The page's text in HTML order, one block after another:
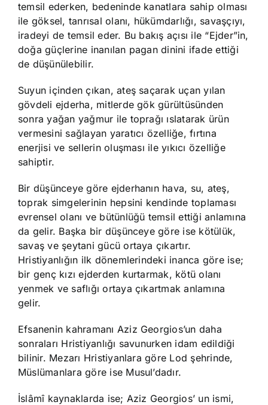
temsil ederken, bedeninde kanatlara sahip olması
ile göksel, tanrısal olanı, hükümdarlığı, savaşçıyı,
iradeyi de temsil eder. Bu bakış açısı ile “Ejder”in,
doğa güçlerine inanılan pagan dinini ifade ettiği
de düşünülebilir.
Suyun içinden çıkan, ateş saçarak uçan yılan
gövdeli ejderha, mitlerde gök gürültüsünden
sonra yağan yağmur ile toprağı ıslatarak ürün
vermesini sağlayan yaratıcı özelliğe, fırtına
enerjisi ve sellerin oluşması ile yıkıcı özelliğe
sahiptir.
Bir düşünceye göre ejderhanın hava, su, ateş,
toprak simgelerinin hepsini kendinde toplaması
evrensel olanı ve bütünlüğü temsil ettiği anlamına
da gelir. Başka bir düşünceye göre ise kötülük,
savaş ve şeytani gücü ortaya çıkartır.
Hristiyanlığın ilk dönemlerindeki inanca göre ise;
bir genç kızı ejderden kurtarmak, kötü olanı
yenmek ve saflığı ortaya çıkartmak anlamına
gelir.
Efsanenin kahramanı Aziz Georgios’un daha
sonraları Hristiyanlığı savunurken idam edildiği
bilinir. Mezarı Hristiyanlara göre Lod şehrinde,
Müslümanlara göre ise Musul’dadır.
İslâmî kaynaklarda ise; Aziz Georgios’ un ismi,